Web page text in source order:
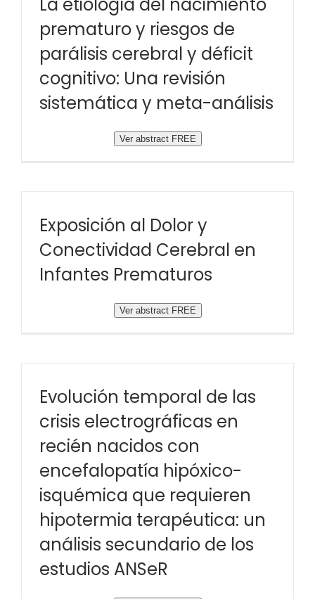
prematuro y riesgos de
parálisis cerebral y déficit
cognitivo: Una revisión
sistemática y meta-análisis
Ver abstract FREE
Exposición al Dolor y
Conectividad Cerebral en
Infantes Prematuros
Ver abstract FREE
Evolución temporal de las
crisis electrográficas en
recién nacidos con
encefalopatía hipóxico-
isquémica que requieren
hipotermia terapéutica: un
análisis secundario de los
estudios ANSeR